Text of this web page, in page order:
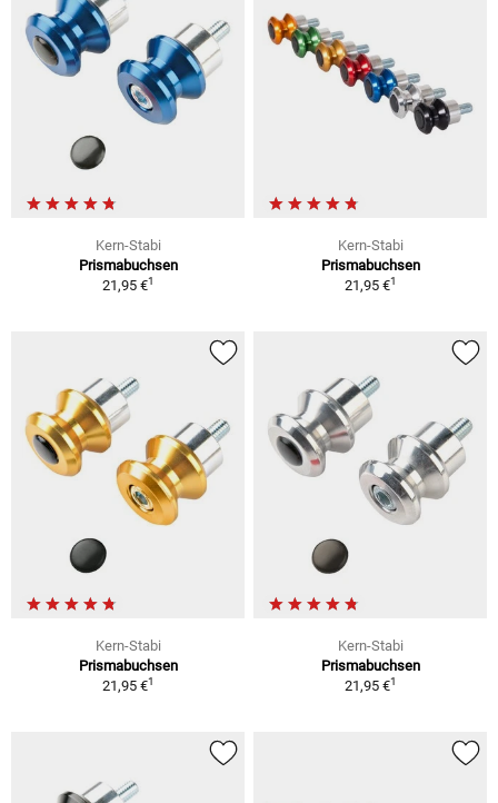
Kern-Stabi
Prismabuchsen
21,95 €1
Kern-Stabi
Prismabuchsen
21,95 €1
Kern-Stabi
Prismabuchsen
21,95 €1
Kern-Stabi
Prismabuchsen
21,95 €1